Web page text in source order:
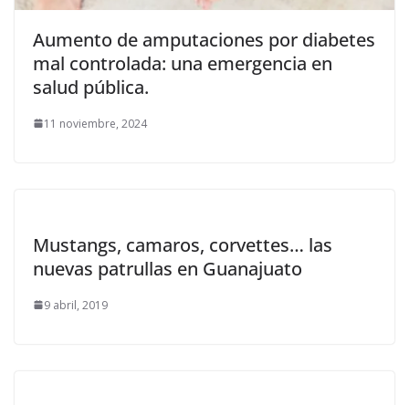
Aumento de amputaciones por diabetes
mal controlada: una emergencia en
salud pública.
11 noviembre, 2024
Mustangs, camaros, corvettes… las
nuevas patrullas en Guanajuato
9 abril, 2019